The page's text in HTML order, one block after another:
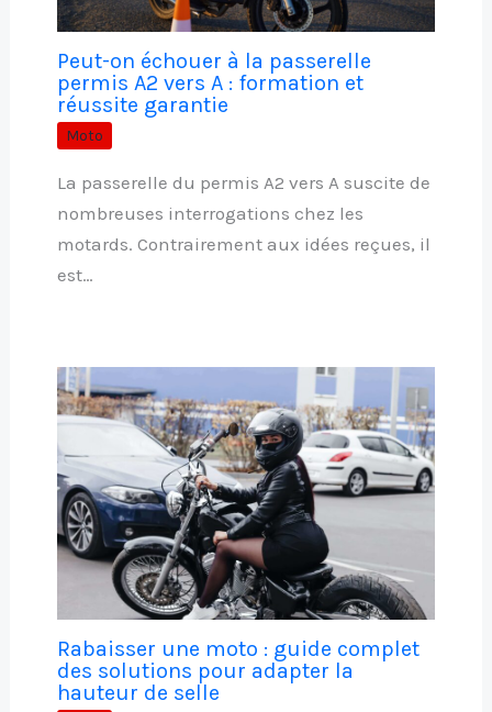
Peut-on échouer à la passerelle
permis A2 vers A : formation et
réussite garantie
Moto
La passerelle du permis A2 vers A suscite de
nombreuses interrogations chez les
motards. Contrairement aux idées reçues, il
est…
Rabaisser une moto : guide complet
des solutions pour adapter la
hauteur de selle